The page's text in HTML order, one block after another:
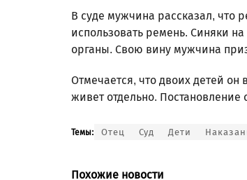
В суде мужчина рассказал, что
использовать ремень. Синяки
органы. Свою вину мужчина
Отмечается, что двоих детей
живет отдельно. Постановление
Темы: Отец Суд Дети
Похожие новости